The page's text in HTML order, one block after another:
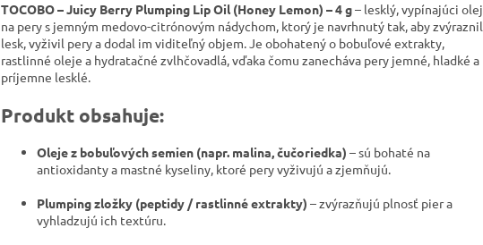
TOCOBO – Juicy Berry Plumping Lip Oil (Honey Lemon) – 4 g– lesklý, vypínajúci olej
na pery s jemným medovo-citrónovým nádychom, ktorý je navrhnutý tak, aby zvýraznil
lesk, vyživil pery a dodal im viditeľný objem. Je obohatený o bobuľové extrakty,
rastlinné oleje a hydratačné zvlhčovadlá, vďaka čomu zanecháva pery jemné, hladké a
príjemne lesklé.
Produkt obsahuje:
Oleje z bobuľových semien (napr. malina, čučoriedka) – sú bohaté na
antioxidanty a mastné kyseliny, ktoré pery vyživujú a zjemňujú.
Plumping zložky (peptidy / rastlinné extrakty) – zvýrazňujú plnosť pier a
vyhladzujú ich textúru.